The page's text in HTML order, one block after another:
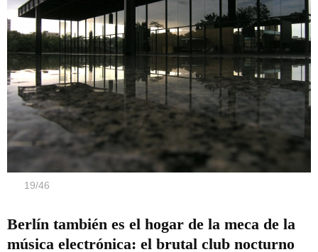
19/46
Berlín también es el hogar de la meca de la
música electrónica: el brutal club nocturno